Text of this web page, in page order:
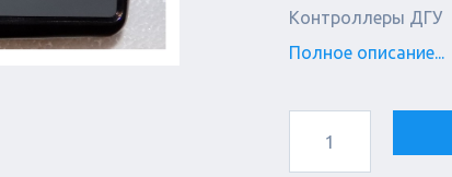
Контроллеры ДГУ
Полное описание...